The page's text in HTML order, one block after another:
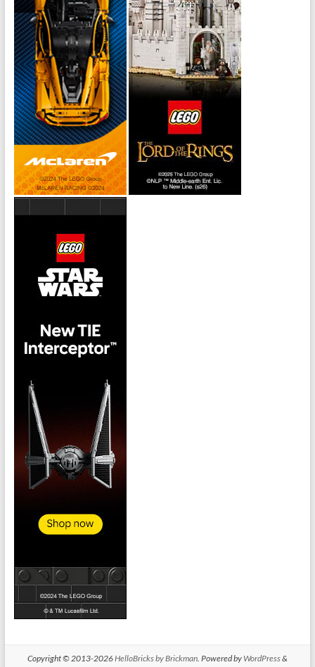
Copyright © 2013-2026HelloBricks by Brickman. Powered by WordPress&